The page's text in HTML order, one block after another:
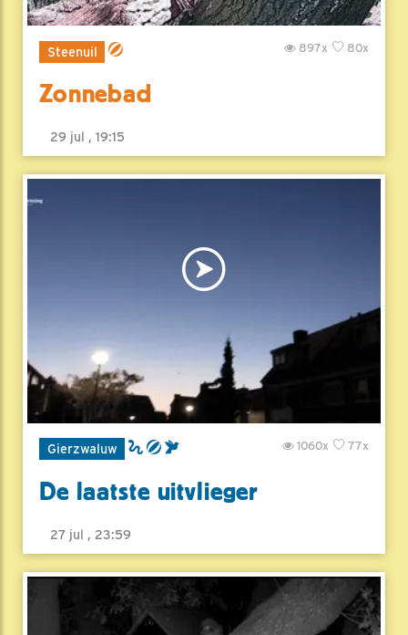
Steenuil 80x
897x
Zonnebad
29 jul , 19:15
Gierzwaluw 77x
1060x
De laatste uitvlieger
27 jul , 23:59